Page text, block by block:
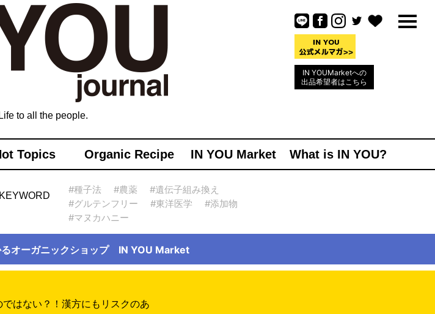
IN YOUMarketへの
出品希望者はこちら
to all the people.
Topics Organic Recipe IN YOU Market What is IN YOU?
#種子法 #農薬
#遺伝子組み換え
#グルテンフリー
#東洋医学
#添加物
#マヌカハニー
るオーガニックショップ IN YOU Market
はない？！漢方にもリスクのあ